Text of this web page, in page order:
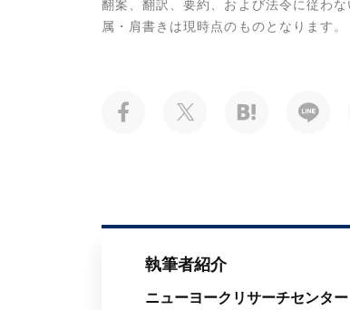
翻案、翻訳、要約、および法令に従わ
属・肩書きは現時点のものとなります。
執筆者紹介
ニューヨークリサーチセンター